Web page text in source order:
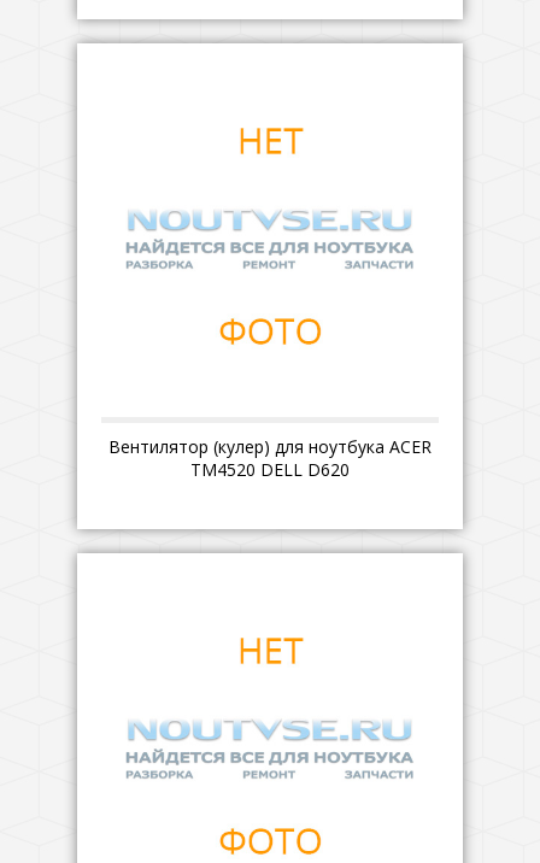
Вентилятор (кулер) для ноутбука ACER
TM4520 DELL D620